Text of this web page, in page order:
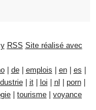
RSS Site réalisé avec
| de| emplois en| es
| it| loi nl porn|
tourisme voyance